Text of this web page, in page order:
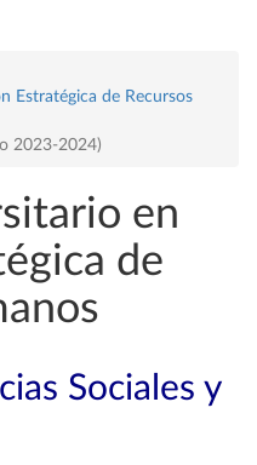
Estratégica de Recursos
2023-2024)
en
de
Sociales y